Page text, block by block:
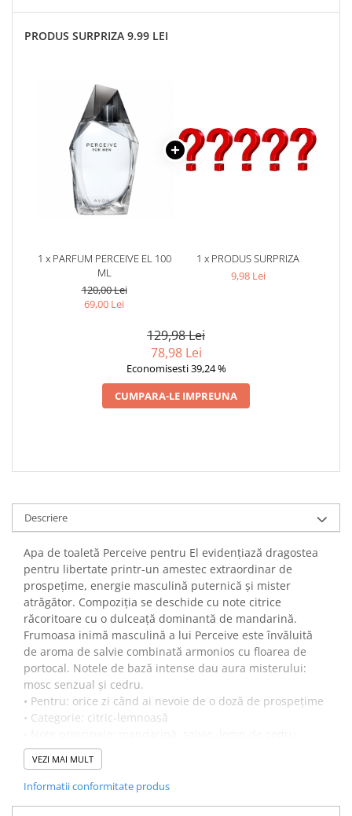
PRODUS SURPRIZA 9.99 LEI
1 x PARFUM PERCEIVE EL 100
ML
120,00 Lei
69,00 Lei
1 x PRODUS SURPRIZA
9,98 Lei
129,98 Lei
78,98 Lei
Economisesti 39,24 %
CUMPARA-LE IMPREUNA
Descriere
Apa de toaletă Perceive pentru El evidențiază dragostea
pentru libertate printr-un amestec extraordinar de
prospețime, energie masculină puternică și mister
atrăgător. Compoziția se deschide cu note citrice
răcoritoare cu o dulceață dominantă de mandarină.
Frumoasa inimă masculină a lui Perceive este învăluită
de aroma de salvie combinată armonios cu floarea de
portocal. Notele de bază intense dau aura misterului:
mosc senzual și cedru.
• Pentru: orice zi când ai nevoie de o doză de prospețime
• Categorie: citric-lemnoasă
o Note de vârf: mandarină și grapefruit
o Note de mijloc: floare de portocal, salvie
o Note de bază: mosc, lemn de cedru
VEZI MAI MULT
Informatii conformitate produs